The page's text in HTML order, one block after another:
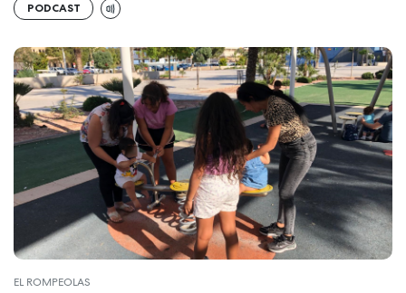
PODCAST
EL ROMPEOLAS